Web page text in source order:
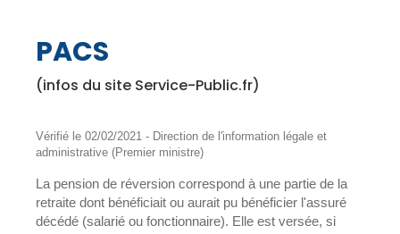
PACS
(infos du site Service-Public.fr)
Vérifié le 02/02/2021 - Direction de l'information légale et
administrative (Premier ministre)
La pension de réversion correspond à une partie de la
retraite dont bénéficiait ou aurait pu bénéficier l'assuré
décédé (salarié ou fonctionnaire). Elle est versée, si